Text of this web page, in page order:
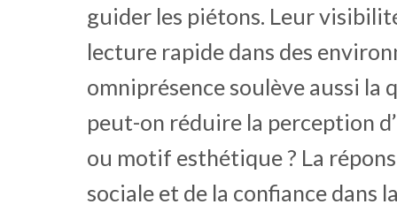
guider les piétons. Leur
lecture rapide dans des
omniprésence soulève aussi
peut-on réduire la perception
ou motif esthétique ? La
sociale et de la confiance dans